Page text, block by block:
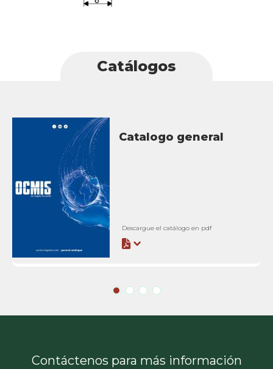
Catálogos
Catalogo general
Descargue el catálogo en pdf
Contáctenos para más información